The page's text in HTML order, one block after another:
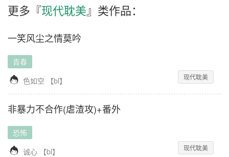
更多『现代耽美』类作品：
一笑风尘之情莫吟
青春
 色如空 【bl】 现代耽美
非暴力不合作(虐渣攻)+番外
恐怖
 诚心 【bl】 现代耽美